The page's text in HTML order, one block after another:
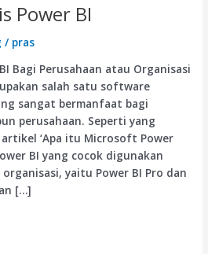
Power BI
/ pras
Bagi Perusahaan atau Organisasi
salah satu software
sangat bermanfaat bagi
perusahaan. Seperti yang
‘Apa itu Microsoft Power
BI yang cocok digunakan
yaitu Power BI Pro dan
[…]